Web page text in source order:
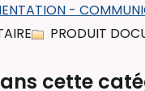
-
PRODUIT
cette